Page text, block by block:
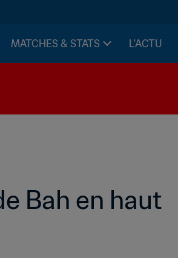
MATCHES & STATS L'ACTU
Bah en haut